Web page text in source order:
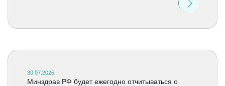
30.07.2026
Минздрав РФ будет ежегодно отчитываться о